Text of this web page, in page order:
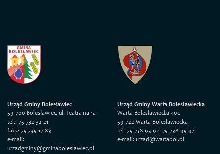
Urząd Gminy Bolesławiec
59-700 Bolesławiec, ul. Teatralna 1a
tel.: 75 732 32 21
faks: 75 735 17 83
e-mail:
urzadgminy@gminaboleslawiec.pl
Urząd Gminy Warta Bolesławiecka
Warta Bolesławiecka 40c
59-722 Warta Bolesławiecka
tel. 75 738 95 92, 75 738 95 97
e-mail: urzad@wartabol.pl